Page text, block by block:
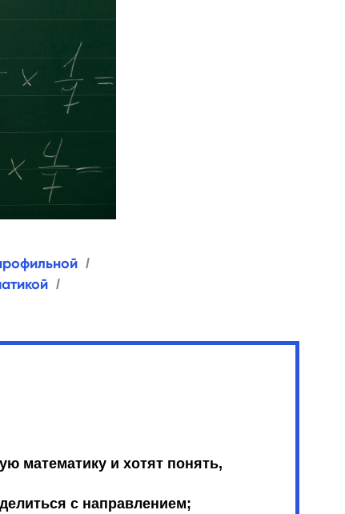
/
/
математику и хотят понять,
с направлением;